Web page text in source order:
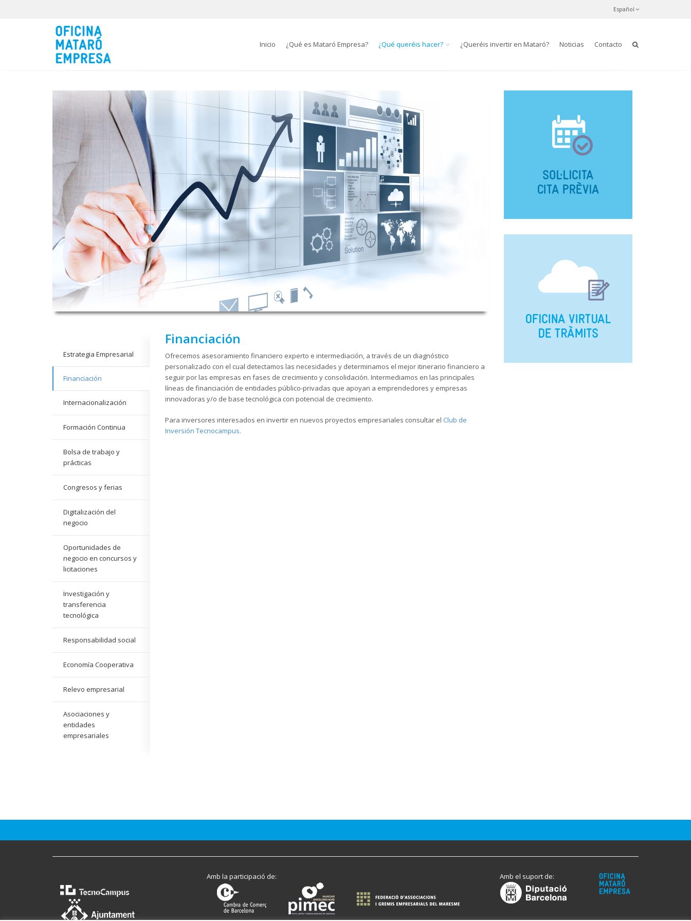
Español
Inicio ¿Qué es Mataró Empresa? ¿Qué queréis hacer? ¿Queréis invertir en Mataró? Noticias Contacto
Estrategia Empresarial
Financiación
Internacionalización
Formación Continua
Bolsa de trabajo y
prácticas
Congresos y ferias
Digitalización del
negocio
Oportunidades de
negocio en concursos y
licitaciones
Investigación y
transferencia
tecnológica
Responsabilidad social
Economía Cooperativa
Relevo empresarial
Asociaciones y
entidades
empresariales
Financiación
Ofrecemos asesoramiento financiero experto e intermediación, a través de un diagnóstico
personalizado con el cual detectamos las necesidades y determinamos el mejor itinerario financiero a
seguir por las empresas en fases de crecimiento y consolidación. Intermediamos en las principales
líneas de financiación de entidades público-privadas que apoyan a emprendedores y empresas
innovadoras y/o de base tecnológica con potencial de crecimiento.
Para inversores interesados en invertir en nuevos proyectos empresariales consultar el Club de
Inversión Tecnocampus.
Amb la participació de: Amb el suport de: